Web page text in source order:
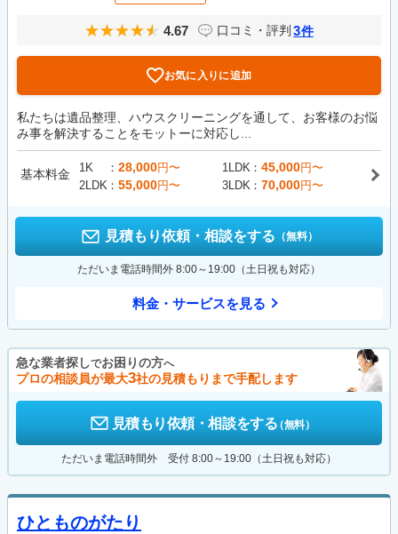
4.67 口コミ・評判 3件
お気に入りに追加
私たちは遺品整理、ハウスクリーニングを通して、お客様のお悩
み事を解決することをモットーに対応し...
基本料金 1K 28,000円〜 1LDK 45,000円〜
2LDK
55,000円〜 3LDK 70,000円〜
見積もり依頼・相談をする （無料）
ただいま電話時間外 8:00～19:00（土日祝も対応）
料金・サービスを見る
急な業者探しでお困りの方へ
プロの相談員が最大3社の見積もりまで手配します
見積もり依頼・相談をする（無料）
ただいま電話時間外 受付 8:00～19:00（土日祝も対応）
ひとものがたり